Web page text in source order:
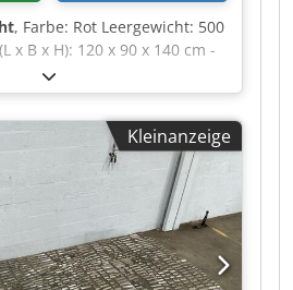
, Farbe: Rot Leergewicht: 500
x B x H): 120 x 90 x 140 cm -
└ Beschreibung: verschiedene
verfügbar: Nein -
Nein - Transportmaße:
x 1400mm (l x b x h) -
500kg - Transportpakete
Informationen
angegebene Preis versteht
für Unternehmer
Kleinanzeige